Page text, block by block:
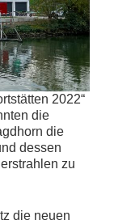
2022“
die
die
dessen
zu
die neuen